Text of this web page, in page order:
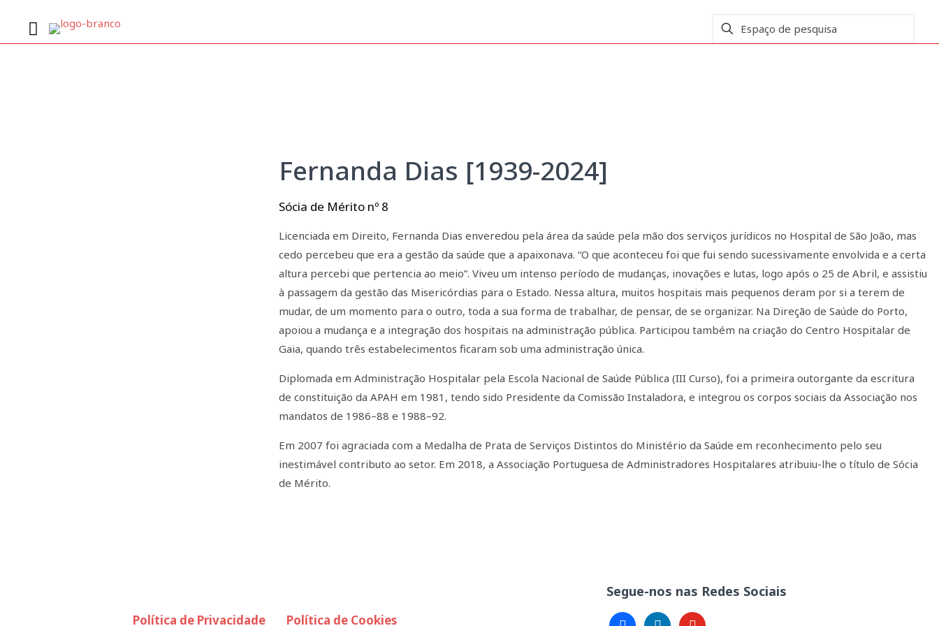
Fernanda Dias [1939-2024]
Sócia de Mérito nº 8
Licenciada em Direito, Fernanda Dias enveredou pela área da saúde pela mão dos serviços jurídicos no Hospital de São João, mas
cedo percebeu que era a gestão da saúde que a apaixonava. “O que aconteceu foi que fui sendo sucessivamente envolvida e a certa
altura percebi que pertencia ao meio”. Viveu um intenso período de mudanças, inovações e lutas, logo após o 25 de Abril, e assistiu
à passagem da gestão das Misericórdias para o Estado. Nessa altura, muitos hospitais mais pequenos deram por si a terem de
mudar, de um momento para o outro, toda a sua forma de trabalhar, de pensar, de se organizar. Na Direção de Saúde do Porto,
apoiou a mudança e a integração dos hospitais na administração pública. Participou também na criação do Centro Hospitalar de
Gaia, quando três estabelecimentos ficaram sob uma administração única.
Diplomada em Administração Hospitalar pela Escola Nacional de Saúde Pública (III Curso), foi a primeira outorgante da escritura
de constituição da APAH em 1981, tendo sido Presidente da Comissão Instaladora, e integrou os corpos sociais da Associação nos
mandatos de 1986–88 e 1988–92.
Em 2007 foi agraciada com a Medalha de Prata de Serviços Distintos do Ministério da Saúde em reconhecimento pelo seu
inestimável contributo ao setor. Em 2018, a Associação Portuguesa de Administradores Hospitalares atribuiu-lhe o título de Sócia
de Mérito.
Política de Privacidade Política de Cookies
Segue-nos nas Redes Sociais
facebooklinkedinyoutube